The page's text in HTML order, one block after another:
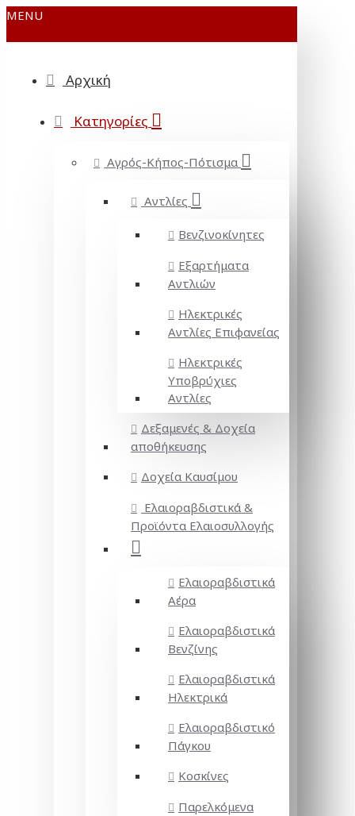
MENU
Αρχική
Κατηγορίες
Αγρός-Κήπος-Πότισμα
Αντλίες
Βενζινοκίνητες
Εξαρτήματα
Αντλιών
Ηλεκτρικές
Αντλίες Επιφανείας
Ηλεκτρικές
Υποβρύχιες
Αντλίες
Δεξαμενές & Δοχεία
αποθήκευσης
Δοχεία Καυσίμου
Ελαιοραβδιστικά &
Προϊόντα Ελαιοσυλλογής
Ελαιοραβδιστικά
Αέρα
Ελαιοραβδιστικά
Βενζίνης
Ελαιοραβδιστικά
Ηλεκτρικά
Ελαιοραβδιστικό
Πάγκου
Κοσκίνες
Παρελκόμενα